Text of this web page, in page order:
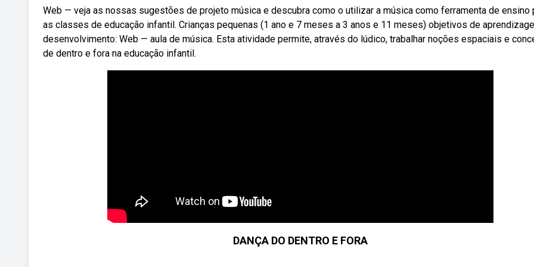
Web — veja as nossas sugestões de projeto música e descubra como o utilizar a música como ferramenta de ensino
as classes de educação infantil. Crianças pequenas (1 ano e 7 meses a 3 anos e 11 meses) objetivos de
desenvolvimento: Web — aula de música. Esta atividade permite, através do lúdico, trabalhar noções espaciais e
de dentro e fora na educação infantil.
DANÇA DO DENTRO E FORA